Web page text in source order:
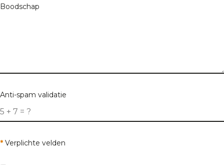
Zoekcriteria
Pand type
Boodschap
Anti-spam validatie
* Verplichte velden